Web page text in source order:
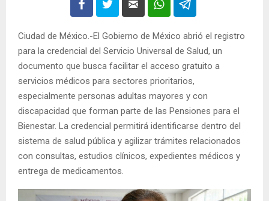
Ciudad de México.-El Gobierno de México abrió el registro
para la credencial del Servicio Universal de Salud, un
documento que busca facilitar el acceso gratuito a
servicios médicos para sectores prioritarios,
especialmente personas adultas mayores y con
discapacidad que forman parte de las Pensiones para el
Bienestar. La credencial permitirá identificarse dentro del
sistema de salud pública y agilizar trámites relacionados
con consultas, estudios clínicos, expedientes médicos y
entrega de medicamentos.